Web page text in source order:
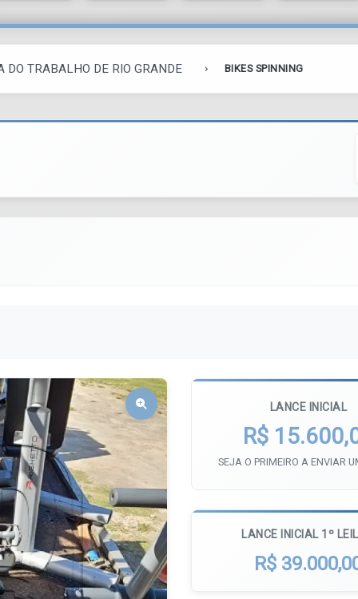
DO TRABALHO DE RIO GRANDE BIKES SPINNING
LANCE INICIAL
R$
SEJA O PRIMEIRO A ENVIAR
LANCE INICIAL 1º
R$